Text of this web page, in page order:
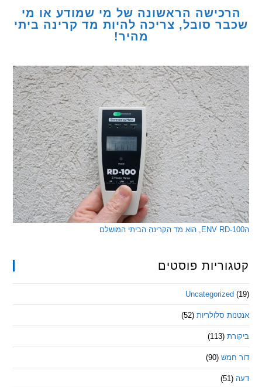
הראשונה של מי שמודע או מי
סובל, צריכה להיות מד קרינה ביתי
מהיר!
פוסטים
סלולריות (52)
(90)